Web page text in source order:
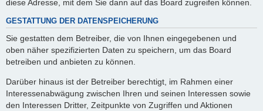
diese Adresse, mit dem Sie dann auf das Board zugreifen können.
GESTATTUNG DER DATENSPEICHERUNG
Sie gestatten dem Betreiber, die von Ihnen eingegebenen und
oben näher spezifizierten Daten zu speichern, um das Board
betreiben und anbieten zu können.
Darüber hinaus ist der Betreiber berechtigt, im Rahmen einer
Interessenabwägung zwischen Ihren und seinen Interessen sowie
den Interessen Dritter, Zeitpunkte von Zugriffen und Aktionen